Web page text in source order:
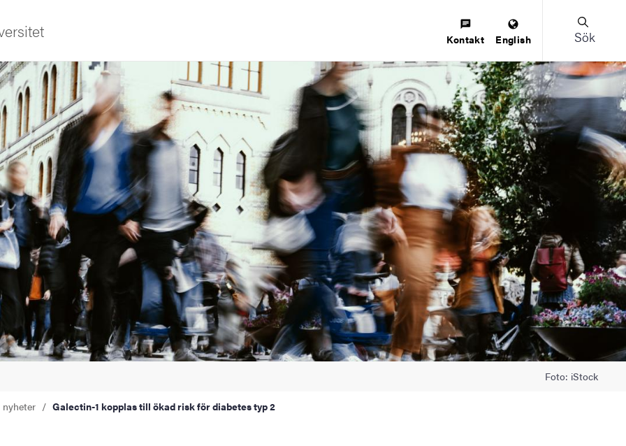
innovation
Kontakt English Sök
Foto: iStock
nyheter Galectin-1 kopplas till ökad risk för diabetes typ 2